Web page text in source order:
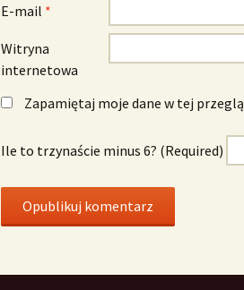
E-mail *
Witryna
internetowa
Zapamiętaj moje dane w tej
Ile to trzynaście minus 6? (Required)